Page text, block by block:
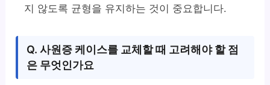
지 않도록 균형을 유지하는 것이 중요합니다.
Q. 사원증 케이스를 교체할 때 고려해야 할 점
은 무엇인가요